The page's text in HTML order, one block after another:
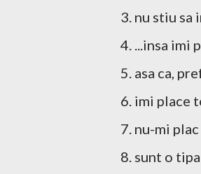
3. nu stiu sa
4. ...insa imi
5. asa ca,
6. imi place
7. nu-mi
8. sunt o